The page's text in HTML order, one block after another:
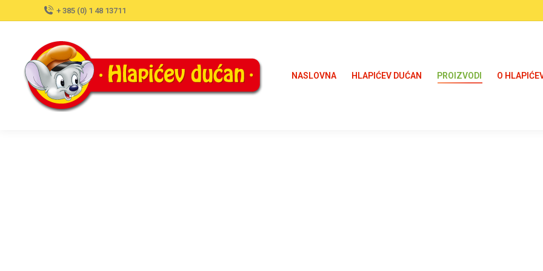
+ 385 (0) 1 48 13711
NASLOVNA HLAPIĆEV DUĆAN PROIZVODI O